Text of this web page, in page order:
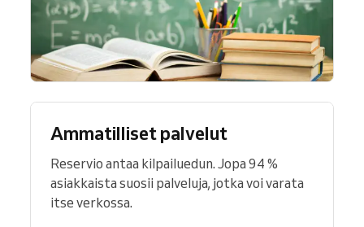
Ammatilliset palvelut
Reservio antaa kilpailuedun. Jopa 94 %
asiakkaista suosii palveluja, jotka voi varata
itse verkossa.